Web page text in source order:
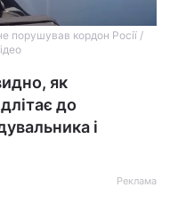
порушував кордон Росії /
як
до
і
Реклама